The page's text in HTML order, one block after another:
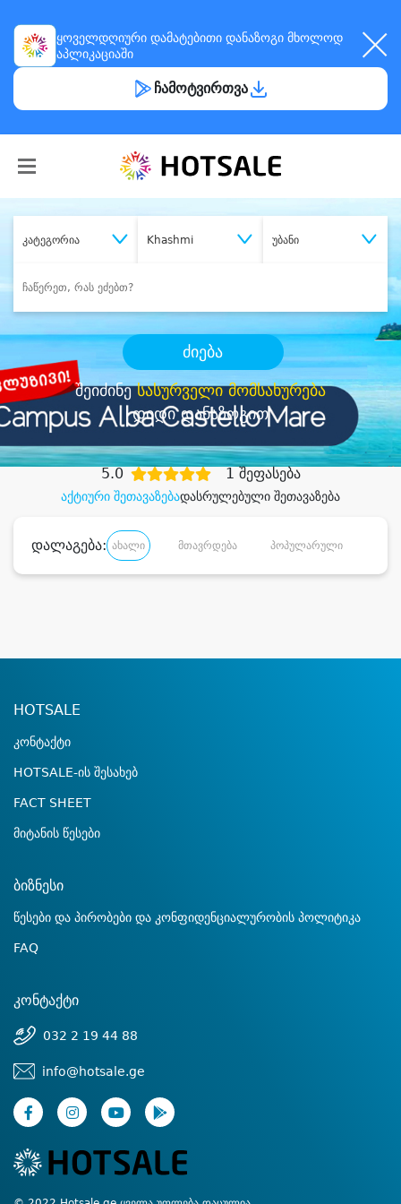
ყოველდღიური დამატებითი დანაზოგი მხოლოდ
აპლიკაციაში
ჩამოტვირთვა
კატეგორია Khashmi უბანი
ძიება
შეიძინესასურველი მომსახურება
დიდი დანაზოგით
აქტიური შეთავაზებადასრულებული შეთავაზება
5.0 1 შეფასება
დალაგება: ახალი მთავრდება პოპულარული
HOTSALE
კონტაქტი
HOTSALE-ის შესახებ
FACT SHEET
მიტანის წესები
ბიზნესი
წესები და პირობები და კონფიდენციალურობის პოლიტიკა
FAQ
კონტაქტი
032 2 19 44 88
info@hotsale.ge